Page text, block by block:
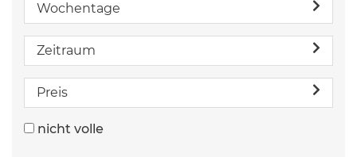
Wochentage
Zeitraum
Preis
nicht volle